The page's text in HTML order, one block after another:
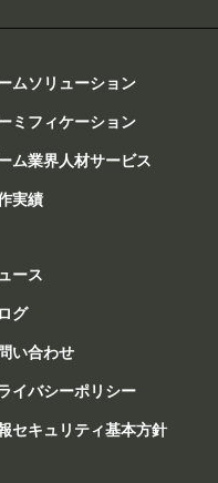
ムソリューション
ミフィケーション
ム業界人材サービス
実績
ース
グ
い合わせ
イバシーポリシー
セキュリティ基本方針